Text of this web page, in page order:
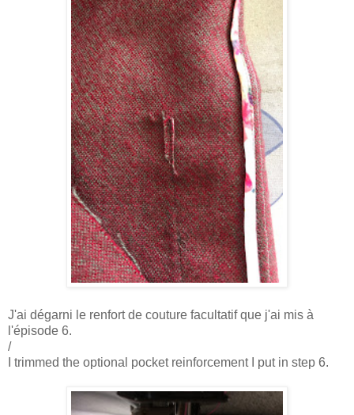
J'ai dégarni le renfort de couture facultatif que j'ai mis à
l'épisode 6.
/
I trimmed the optional pocket reinforcement I put in step 6.